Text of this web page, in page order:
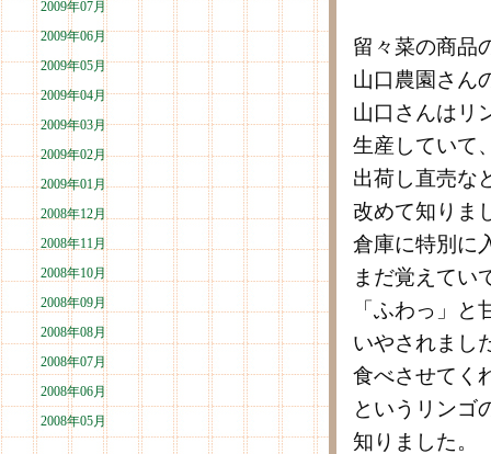
2009年07月
2009年06月
2009年05月
2009年04月
2009年03月
2009年02月
2009年01月
2008年12月
2008年11月
2008年10月
2008年09月
2008年08月
2008年07月
2008年06月
2008年05月
留々菜の商品
山口農園さん
山口さんはリ
生産していて
出荷し直売な
改めて知りま
倉庫に特別に
まだ覚えてい
「ふわっ」
いやされまし
食べさせてく
というリンゴ
知りました。